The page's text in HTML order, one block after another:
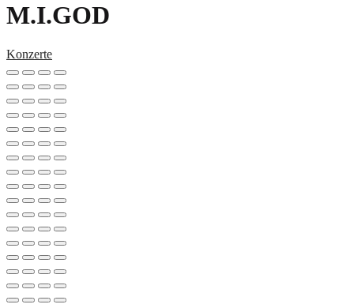
M.I.GOD
Konzerte